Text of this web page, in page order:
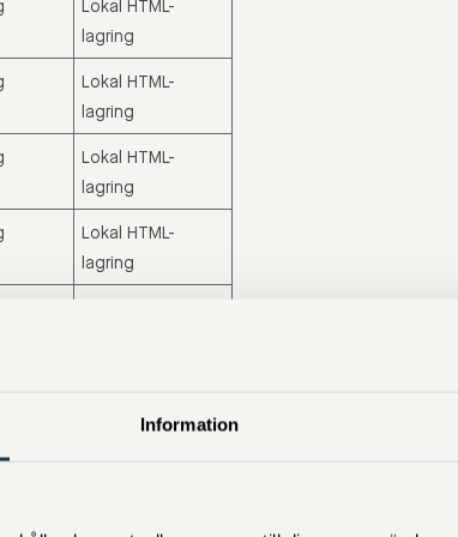
Information
Lokal HTML-
lagring
Lokal HTML-
lagring
Lokal HTML-
lagring
Lokal HTML-
lagring